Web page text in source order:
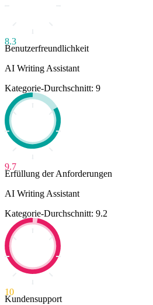
8.3
Benutzerfreundlichkeit
AI Writing Assistant
Kategorie-Durchschnitt: 9
9.7
Erfüllung der Anforderungen
AI Writing Assistant
Kategorie-Durchschnitt: 9.2
10
Kundensupport